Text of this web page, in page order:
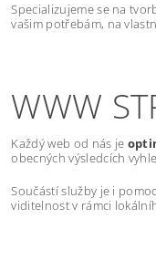
Specializujeme se na
vašim potřebám, na
WWW
Každý web od nás je
obecných výsledcích
Součástí služby je i
viditelnost v rámci